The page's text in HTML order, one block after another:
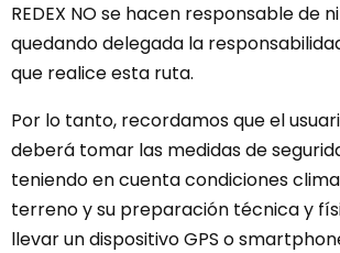
REDEX NO se hacen responsable de
quedando delegada la
que realice esta ruta.
Por lo tanto, recordamos que el
deberá tomar las medidas de
teniendo en cuenta condiciones
terreno y su preparación técnica y
llevar un dispositivo GPS o